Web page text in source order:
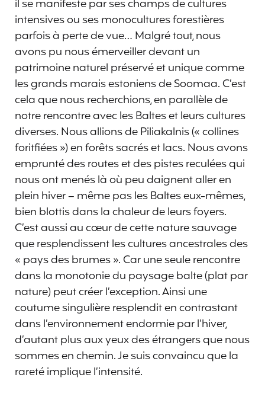
il se manifeste par ses champs de cultures
intensives ou ses monocultures forestières
parfois à perte de vue… Malgré tout, nous
avons pu nous émerveiller devant un
patrimoine naturel préservé et unique comme
les grands marais estoniens de Soomaa. C’est
cela que nous recherchions, en parallèle de
notre rencontre avec les Baltes et leurs cultures
diverses. Nous allions de Piliakalnis (« collines
foritfiées ») en forêts sacrés et lacs. Nous avons
emprunté des routes et des pistes reculées qui
nous ont menés là où peu daignent aller en
plein hiver – même pas les Baltes eux-mêmes,
bien blottis dans la chaleur de leurs foyers.
C’est aussi au cœur de cette nature sauvage
que resplendissent les cultures ancestrales des
« pays des brumes ». Car une seule rencontre
dans la monotonie du paysage balte (plat par
nature) peut créer l’exception. Ainsi une
coutume singulière resplendit en contrastant
dans l’environnement endormie par l’hiver,
d’autant plus aux yeux des étrangers que nous
sommes en chemin. Je suis convaincu que la
rareté implique l’intensité.